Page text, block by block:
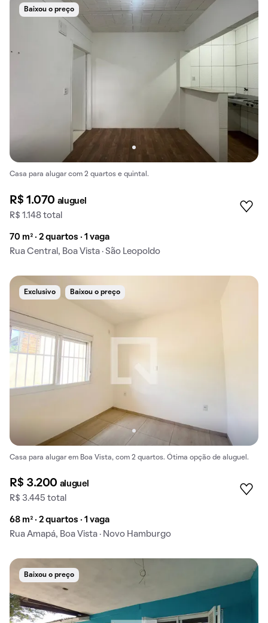
Baixou o preço
Casa para alugar com 2 quartos e quintal.
R$ 1.070 aluguel
R$ 1.148 total
70 m² · 2 quartos · 1 vaga
Rua Central, Boa Vista · São Leopoldo
Exclusivo Baixou o preço
Casa para alugar em Boa Vista, com 2 quartos. Ótima opção de aluguel.
R$ 3.200 aluguel
R$ 3.445 total
68 m² · 2 quartos · 1 vaga
Rua Amapá, Boa Vista · Novo Hamburgo
Baixou o preço